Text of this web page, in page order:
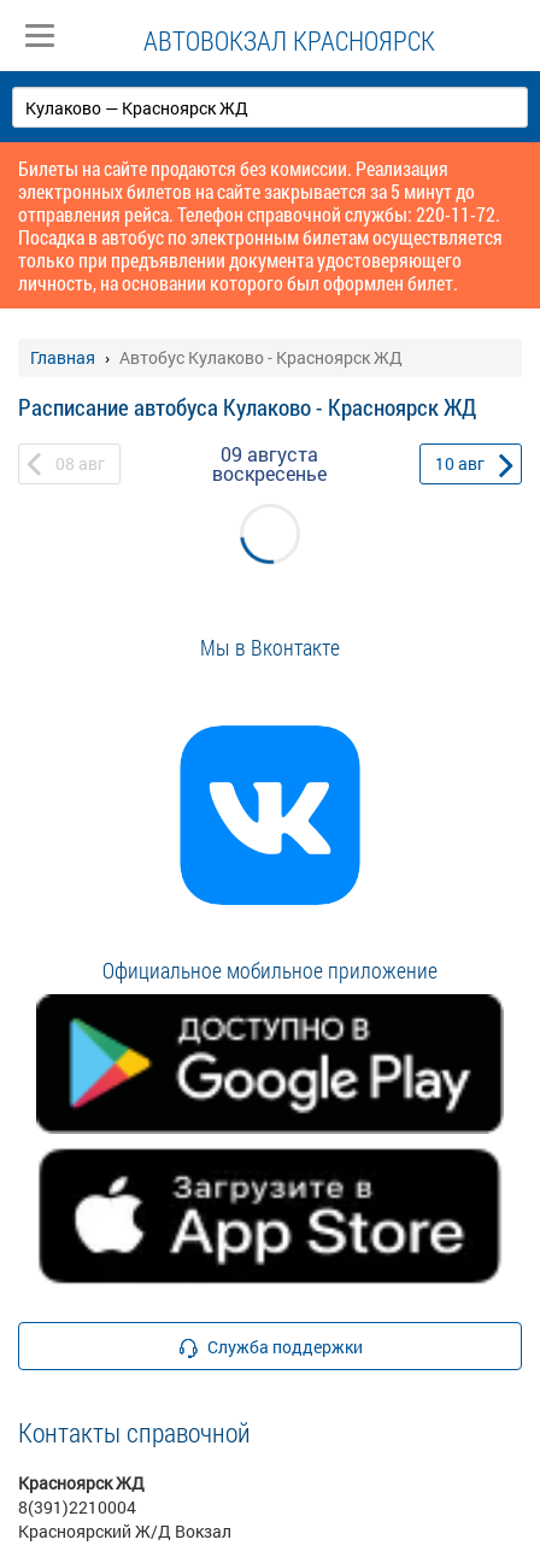
АВТОВОКЗАЛ КРАСНОЯРСК
Билеты на сайте продаются без комиссии. Реализация
электронных билетов на сайте закрывается за 5 минут до
отправления рейса. Телефон справочной службы: 220-11-72.
Посадка в автобус по электронным билетам осуществляется
только при предъявлении документа удостоверяющего
личность, на основании которого был оформлен билет.
Главная Автобус Кулаково - Красноярск ЖД
Расписание автобуса Кулаково - Красноярск ЖД
08 авг 09 августа
воскресенье 10авг
Мы в Вконтакте
Официальное мобильное приложение
Служба поддержки
Контакты справочной
Красноярск ЖД
8(391)2210004
Красноярский Ж/Д Вокзал